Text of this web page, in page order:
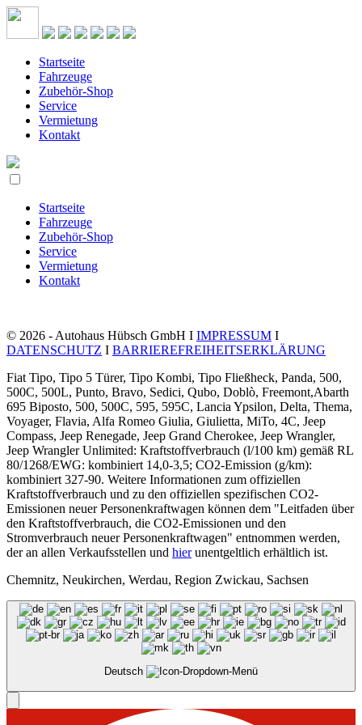
Startseite
Fahrzeuge
Zubehör-Shop
Service
Vermietung
Kontakt
Startseite
Fahrzeuge
Zubehör-Shop
Service
Vermietung
Kontakt
© 2026 - Autohaus Hübsch GmbH I IMPRESSUM I
DATENSCHUTZ I BARRIEREFREIHEITSERKLÄRUNG
Fiat Tipo, Tipo 5 Türer, Tipo Kombi, Tipo Fließheck, Panda, 500,
500C, 500L, Punto, Bravo, Sedici, Qubo, Doblò, Freemont,Abarth
695 Biposto, 500, 500C, 595, 595C, Lancia Ypsilon, Delta, Thema,
Voyager, Flavia, Alfa Romeo Giulia, Giulietta, MiTo, 4C, Jeep
Compass, Jeep Renegade, Jeep Grand Cherokee, Jeep Wrangler,
Jeep Wrangler Unlimited: Kraftstoffverbrauch (l/100 km) gemäß RL
80/1268/EWG: kombiniert 14,0-3,5; CO2-Emission (g/km):
kombiniert 327-90. Weitere Informationen zum offiziellen
Kraftstoffverbrauch und zu den offiziellen spezifischen CO2-
Emissionen neuer Personenkraftwagen können dem "Leitfaden über
den Kraftstoffverbrauch, die CO2-Emissionen und den
Stromverbrauch neuer Personenkraftwagen" entnommen werden,
der an allen Verkaufsstellen und hierunentgeltlich erhältlich ist.
Chemnitz, Neukirchen, Werdau, Region Zwickau, Sachsen
Deutsch